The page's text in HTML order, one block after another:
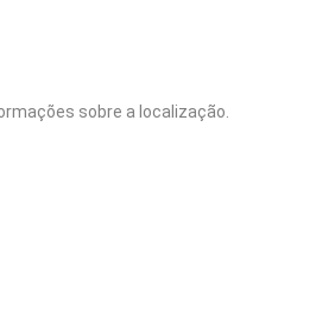
sobre a localização.